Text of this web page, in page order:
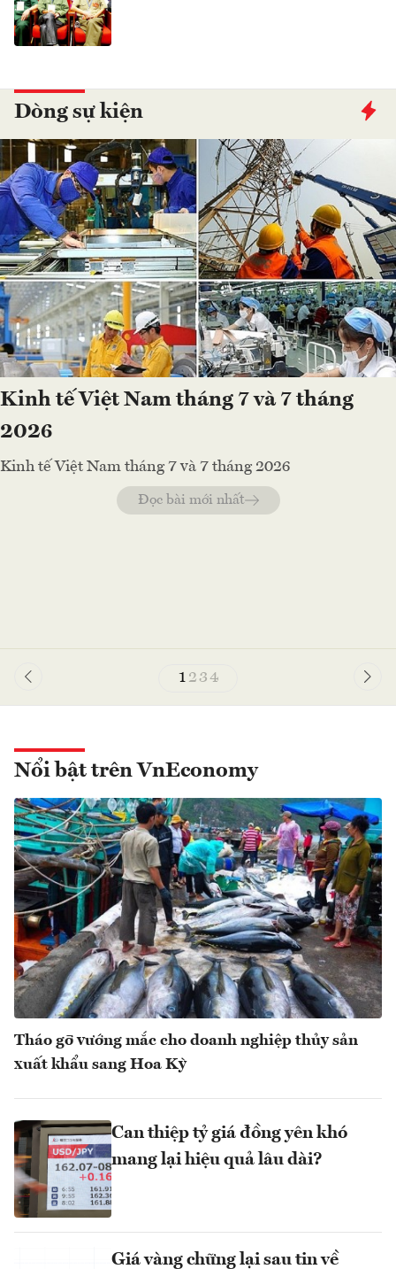
Dòng sự kiện
Kinh tế Việt Nam tháng 7 và 7 tháng
2026
Kinh tế Việt Nam tháng 7 và 7 tháng 2026
Đọc bài mới nhất
1 23 4
Nổi bật trên VnEconomy
Tháo gỡ vướng mắc cho doanh nghiệp thủy sản
xuất khẩu sang Hoa Kỳ
Can thiệp tỷ giá đồng yên khó
mang lại hiệu quả lâu dài?
Giá vàng chững lại sau tin về